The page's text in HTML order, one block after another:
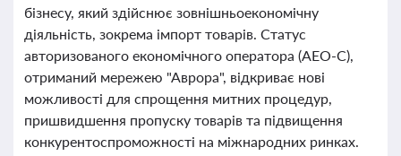
бізнесу, який здійснює зовнішньоекономічну
діяльність, зокрема імпорт товарів. Статус
авторизованого економічного оператора (АЕО-С),
отриманий мережею "Аврора", відкриває нові
можливості для спрощення митних процедур,
пришвидшення пропуску товарів та підвищення
конкурентоспроможності на міжнародних ринках.